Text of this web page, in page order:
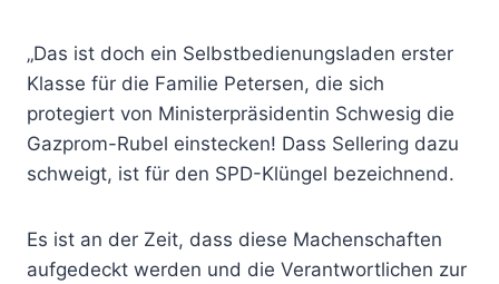
„Das ist doch ein Selbstbedienungsladen erster
Klasse für die Familie Petersen, die sich
protegiert von Ministerpräsidentin Schwesig die
Gazprom-Rubel einstecken! Dass Sellering dazu
schweigt, ist für den SPD-Klüngel bezeichnend.
Es ist an der Zeit, dass diese Machenschaften
aufgedeckt werden und die Verantwortlichen zur